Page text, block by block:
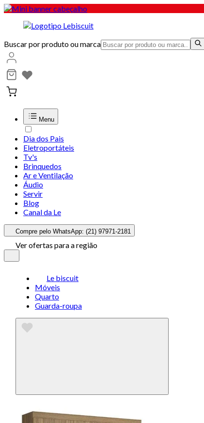
Buscar por produto ou marca
Menu
Dia dos Pais
Eletroportáteis
Tv's
Brinquedos
Ar e Ventilação
Áudio
Servir
Blog
Canal da Le
Compre pelo WhatsApp: (21) 97971-2181
Ver ofertas para a região
Le biscuit
Móveis
Quarto
Guarda-roupa